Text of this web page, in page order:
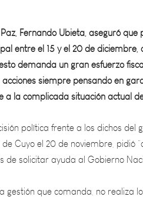
entre el 15 y el 20 de
demanda un gran esfuerzo
siempre pensando en
complicada situación
política frente a los dichos del
Cuyo el 20 de noviembre,
solicitar ayuda al Gobierno
que comanda, no realiza
no se deteriore más aún